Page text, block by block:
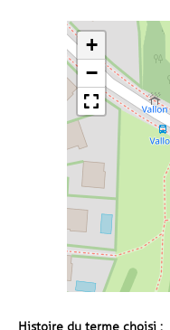
+
−
Histoire du terme choisi :